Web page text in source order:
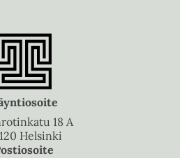
18 A
Helsinki